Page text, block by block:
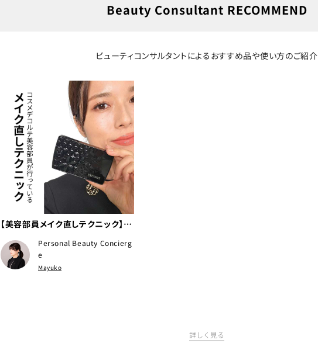
Beauty Consultant RECOMMEND
ビューティコンサルタントによる おすすめ品や使い方のご紹介
【美容部員メイク直しテクニック】 d
れいになる方法
Personal Beauty Concierg
e
Mayuko
詳しく見る